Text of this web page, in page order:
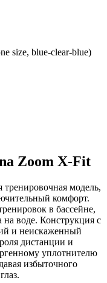
size, blue-clear-blue)
Zoom X-Fit
тренировочная модель,
комфорт.
в бассейне,
воде. Конструкция с
и неискаженный
дистанции и
уплотнителю
избыточного